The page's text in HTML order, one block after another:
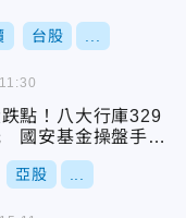
台股
點！八大行庫329
國安基金操盤手講
亞股